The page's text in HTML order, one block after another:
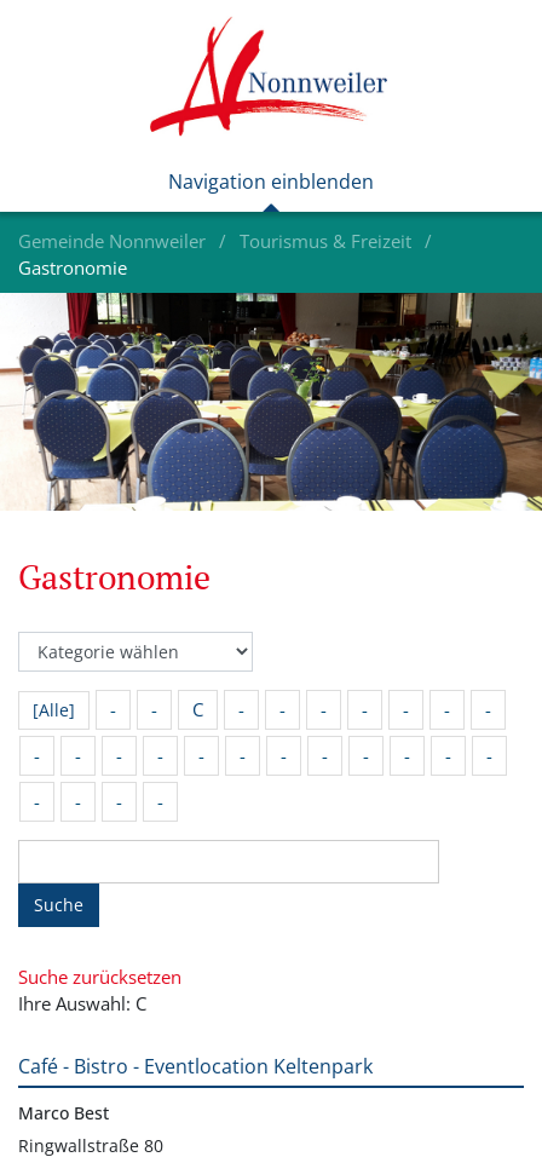
Gemeinde Nonnweiler
Tourismus & Freizeit
Gastronomie
Gastronomie
[Alle] - - C - - - - - -
-
-
- - - - - - - - - -
-
-
- - -
Suche
Suche zurücksetzen
Ihre Auswahl: C
Café - Bistro - Eventlocation Keltenpark
Marco Best
Ringwallstraße 80